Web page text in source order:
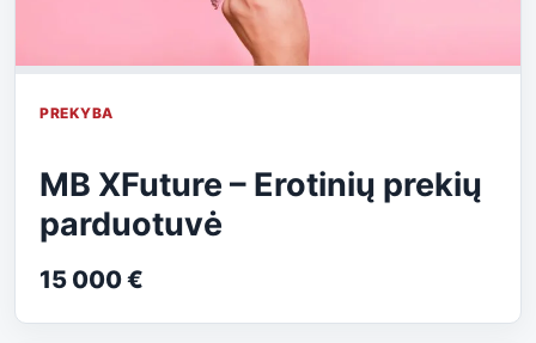
PREKYBA
MB XFuture – Erotinių prekių
parduotuvė
15 000 €